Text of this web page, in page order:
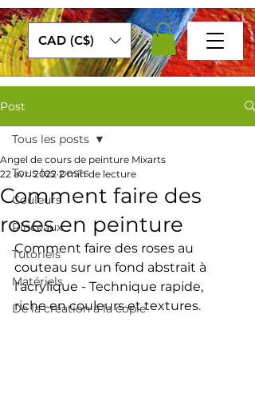
CAD (C$)
Post
Tous les posts
Couleurs
Pinceaux
Tutoriels
Matériels
De la création à la copie
Tous les posts
Comment faire des
roses en peinture
Angel de cours de peinture Mixarts
22 avr. 2022 2 min de lecture
Comment faire des roses au
couteau sur un fond abstrait à
l'acrylique - Technique rapide,
riche en couleurs et textures.